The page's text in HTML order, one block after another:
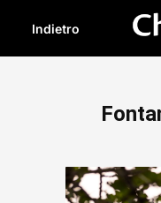
Indietro